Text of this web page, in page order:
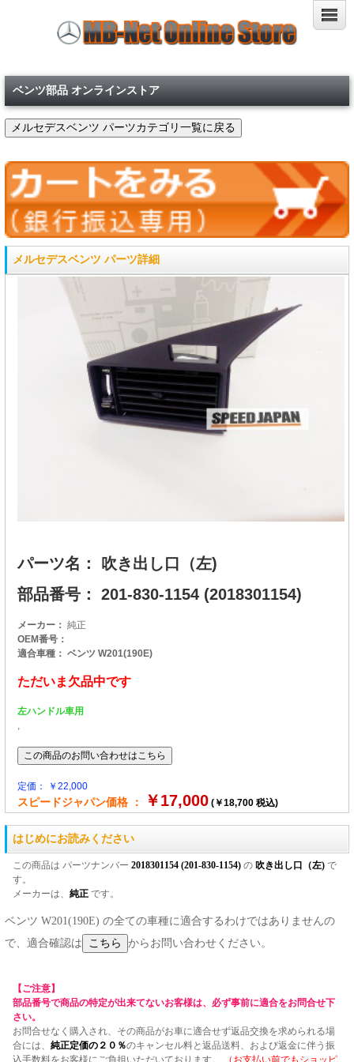
ベンツ部品 オンラインストア
メルセデスベンツ パーツ詳細
パーツ名： 吹き出し口（左)
部品番号： 201-830-1154 (2018301154)
メーカー： 純正
OEM番号：
適合車種： ベンツ W201(190E)
ただいま欠品中です
左ハンドル車用
,
定価： ￥22,000
スピードジャパン価格 ： ￥17,000 (￥18,700 税込)
はじめにお読みください
この商品は パーツナンバー 2018301154 (201-830-1154) の 吹き出し口（左) で
す。
メーカーは、 純正 です。
ベンツ W201(190E) の全ての車種に適合するわけではありませんの
で、適合確認は
からお問い合わせください。
【ご注意】
部品番号で商品の特定が出来てないお客様は、必ず事前に適合をお問合せ下
さい。
お問合せなく購入され、その商品がお車に適合せず返品交換を求められる場
合には、 純正定価の２０％のキャンセル料と返品送料、および返金に伴う振
込手数料をお客様にご負担いただいております。
（お支払い前でもショッピ